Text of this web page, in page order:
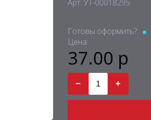
Арт: УТ-00018295
Готовы оформить?:
Цена:
37.00 р
− +